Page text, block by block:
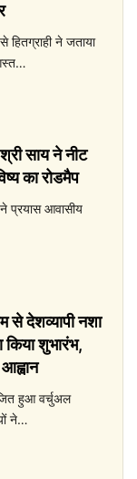
हितग्राही ने जताया
साय ने नीट
का रोडमैप
प्रयास आवासीय
से देशव्यापी नशा
शुभारंभ,
हुआ वर्चुअल
ने…